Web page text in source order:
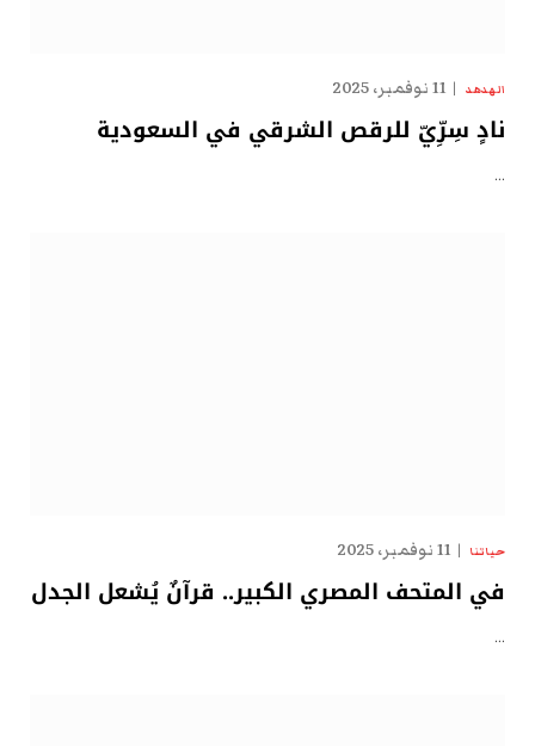
الهدهد 11 نوفمبر، 2025
نادٍ سِرِّيّ للرقص الشرقي في السعودية
…
حياتنا 11 نوفمبر، 2025
في المتحف المصري الكبير.. قرآنٌ يُشعل الجدل
…